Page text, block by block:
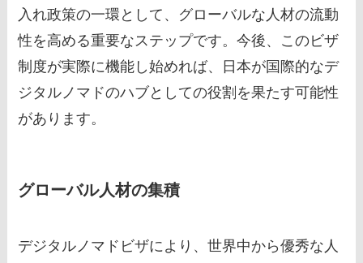
入れ政策の一環として、グローバルな人材の流動
性を高める重要なステップです。今後、このビザ
制度が実際に機能し始めれば、日本が国際的なデ
ジタルノマドのハブとしての役割を果たす可能性
があります。
グローバル人材の集積
デジタルノマドビザにより、世界中から優秀な人